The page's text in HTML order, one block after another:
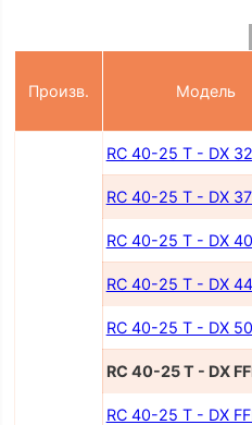
Произв. Модель
RC 40-25 T - DX
RC 40-25 T - DX
RC 40-25 T - DX
RC 40-25 T - DX
RC 40-25 T - DX
RC 40-25 T - DX
RC 40-25 T - DX